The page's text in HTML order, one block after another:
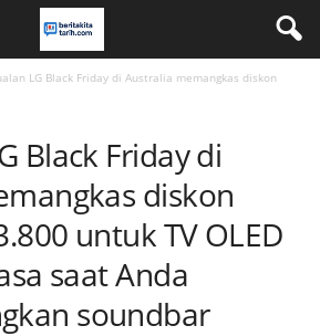
LG Black Friday di Australia memangkas diskon
Black Friday di
diskon
untuk TV OLED
saat Anda
soundbar